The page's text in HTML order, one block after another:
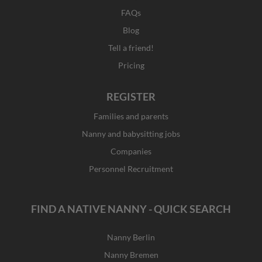
FAQs
Blog
Tell a friend!
Pricing
REGISTER
Families and parents
Nanny and babysitting jobs
Companies
Personnel Recruitment
FIND A NATIVE NANNY - QUICK SEARCH
Nanny Berlin
Nanny Bremen